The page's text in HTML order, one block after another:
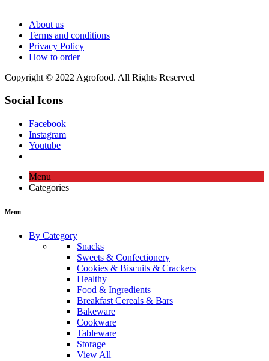
About us
Terms and conditions
Privacy Policy
How to order
Copyright © 2022 Agrofood. All Rights Reserved
Social Icons
Facebook
Instagram
Youtube
Menu
Categories
Menu
By Category
Snacks
Sweets & Confectionery
Cookies & Biscuits & Crackers
Healthy
Food & Ingredients
Breakfast Cereals & Bars
Bakeware
Cookware
Tableware
Storage
View All